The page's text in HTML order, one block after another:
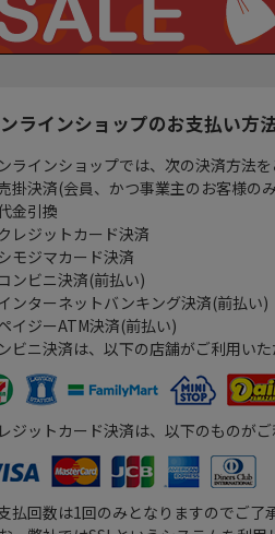
ラインショップのお支払い方
ラインショップでは、次の決済方法を
掛決済(会員、かつ事業主のお客様の
金引換
レジットカード決済
モジマカード決済
ンビニ決済(前払い)
ンターネットバンキング決済(前払い)
イジーATM決済(前払い)
ビニ決済は、以下の店舗がご利用いた
ジットカード決済は、以下のものがご
払回数は1回のみとなりますのでご了